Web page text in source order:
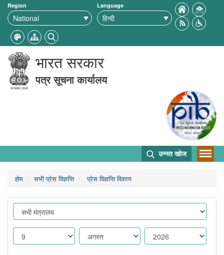
Region Language
भारत सरकार
पत्र सूचना कार्यालय
उन्नत खोज
होम सभी प्रेस विज्ञप्ति प्रेस विज्ञप्ति विवरण